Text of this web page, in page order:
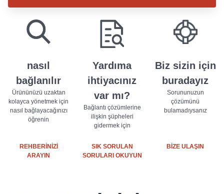
nasıl
bağlanılır
Ürününüzü uzaktan
kolayca yönetmek için
nasıl bağlayacağınızı
öğrenin
Yardıma
ihtiyacınız
var mı?
Bağlantı çözümlerine
ilişkin şüpheleri
gidermek için
Biz sizin için
buradayız
Sorununuzun
çözümünü
bulamadıysanız
REHBERİNİZİ
ARAYIN
SIK SORULAN
SORULARI OKUYUN
BİZE ULAŞIN